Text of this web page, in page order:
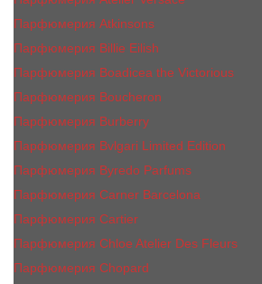
Парфюмерия Atkinsons
Парфюмерия Billie Eilish
Парфюмерия Boadicea the Victorious
Парфюмерия Boucheron
Парфюмерия Burberry
Парфюмерия Bvlgari Limited Edition
Парфюмерия Byredo Parfums
Парфюмерия Carner Barcelona
Парфюмерия Cartier
Парфюмерия Chloe Atelier Des Fleurs
Парфюмерия Сhopard